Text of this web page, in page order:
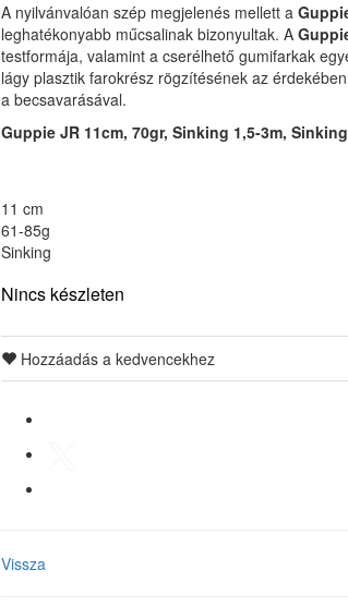
A nyilvánvalóan szép megjelenés mellett a
leghatékonyabb műcsalinak bizonyultak. A
testformája, valamint a cserélhető gumifarkak
lágy plasztik farokrész rögzítésének az
a becsavarásával.
Guppie JR 11cm, 70gr, Sinking 1,5-3m,
11 cm
61-85g
Sinking
Nincs készleten
Hozzáadás a kedvencekhez
Vissza